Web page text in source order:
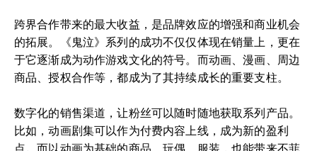
跨界合作带来的最大收益，是品牌效应的增强和商业机会
的拓展。《鬼泣》系列的成功不仅仅体现在销量上，更在
于它逐渐成为动作游戏文化的符号。而动画、漫画、周边
商品、授权合作等，都成为了其持续成长的重要支柱。
数字化的销售渠道，让粉丝可以随时随地获取系列产品。
比如，动画剧集可以作为付费内容上线，成为新的盈利
点。而以动画为基础的商品、玩偶、服装，也能带来不菲